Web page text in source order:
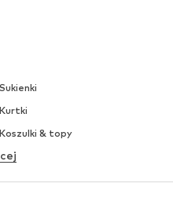
Sukienki
Kurtki
Koszulki & topy